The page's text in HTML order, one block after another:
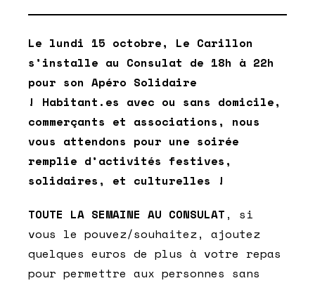
Le lundi 15 octobre, Le Carillon
s’installe au Consulat de 18h à 22h
pour son Apéro Solidaire
! Habitant.es avec ou sans domicile,
commerçants et associations, nous
vous attendons pour une soirée
remplie d’activités festives,
solidaires, et culturelles !
TOUTE LA SEMAINE AU CONSULAT , si
vous le pouvez/souhaitez, ajoutez
quelques euros de plus à votre repas
pour permettre aux personnes sans